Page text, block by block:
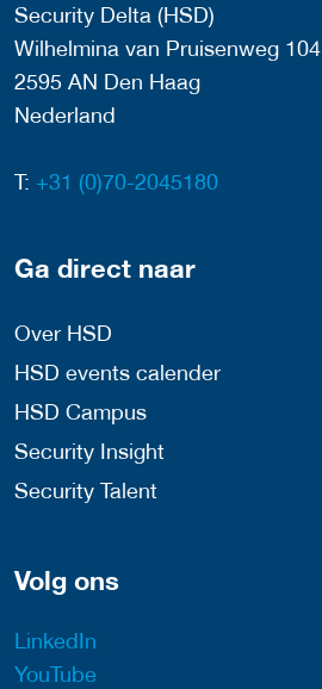
Security Delta (HSD)
Wilhelmina van Pruisenweg 104
2595 AN Den Haag
Nederland
T: +31 (0)70-2045180
Ga direct naar
Over HSD
HSD events calender
HSD Campus
Security Insight
Security Talent
Volg ons
LinkedIn
YouTube